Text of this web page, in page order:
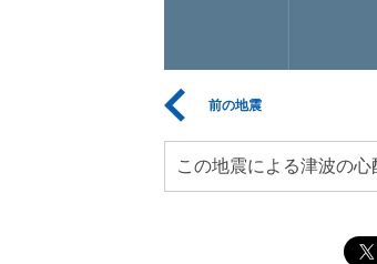
前の地震
この地震による津波の心